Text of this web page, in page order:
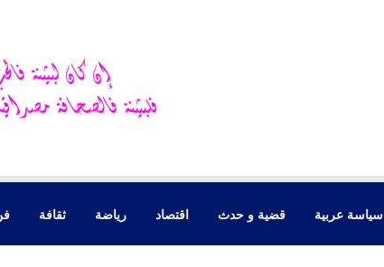
سياسة عربية قضية و حدث اقتصاد رياضة ثقافة